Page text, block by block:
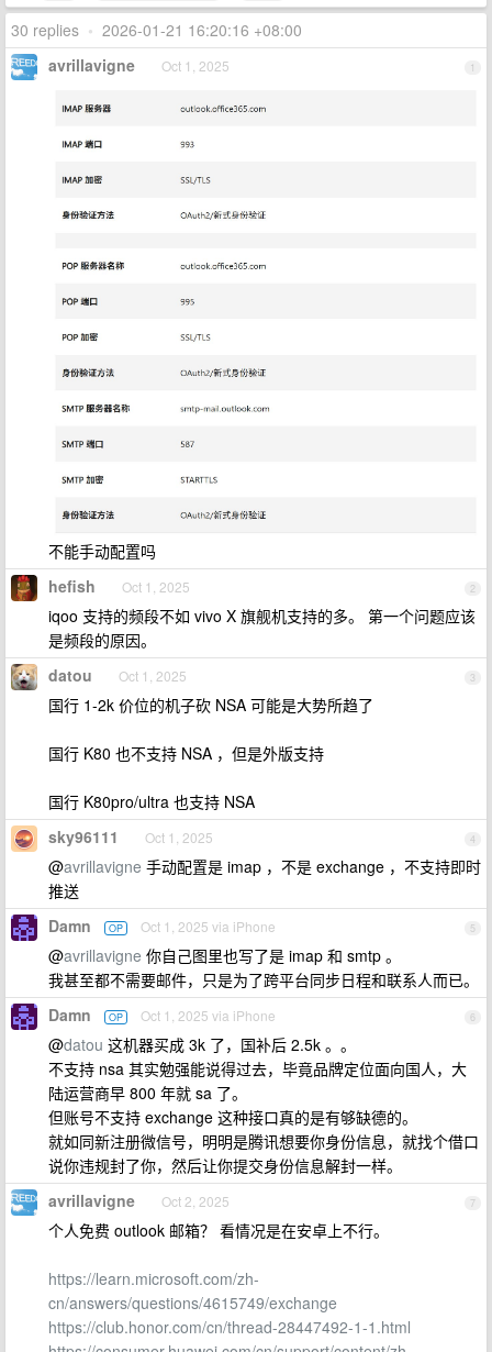
30 replies • 2026-01-21 16:20:16 +08:00
1
avrillavigne Oct 1, 2025
不能手动配置吗
2
hefish Oct 1, 2025
iqoo 支持的频段不如 vivo X 旗舰机支持的多。 第一个问题应该
是频段的原因。
3
datou Oct 1, 2025
国行 1-2k 价位的机子砍 NSA 可能是大势所趋了
国行 K80 也不支持 NSA ，但是外版支持
国行 K80pro/ultra 也支持 NSA
4
sky96111 Oct 1, 2025
@avrillavigne 手动配置是 imap ，不是 exchange ，不支持即时
推送
5
Damn OP Oct 1, 2025 via iPhone
@avrillavigne 你自己图里也写了是 imap 和 smtp 。
我甚至都不需要邮件，只是为了跨平台同步日程和联系人而已。
6
Damn OP Oct 1, 2025 via iPhone
@datou 这机器买成 3k 了，国补后 2.5k 。。
不支持 nsa 其实勉强能说得过去，毕竟品牌定位面向国人，大
陆运营商早 800 年就 sa 了。
但账号不支持 exchange 这种接口真的是有够缺德的。
就如同新注册微信号，明明是腾讯想要你身份信息，就找个借口
说你违规封了你，然后让你提交身份信息解封一样。
7
avrillavigne Oct 2, 2025
个人免费 outlook 邮箱？ 看情况是在安卓上不行。
https://learn.microsoft.com/zh-
cn/answers/questions/4615749/exchange
https://club.honor.com/cn/thread-28447492-1-1.html